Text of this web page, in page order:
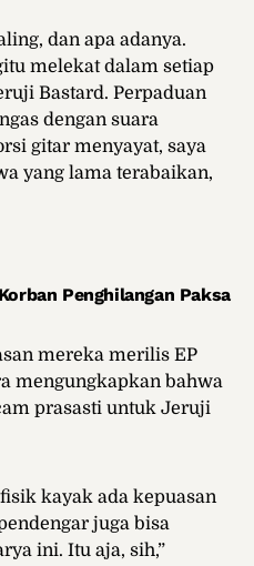
dan apa adanya.
melekat dalam setiap
Bastard. Perpaduan
dengan suara
gitar menyayat, saya
yang lama terabaikan,
Penghilangan Paksa
mereka merilis EP
mengungkapkan bahwa
prasasti untuk Jeruji
kayak ada kepuasan
juga bisa
ini. Itu aja, sih,”